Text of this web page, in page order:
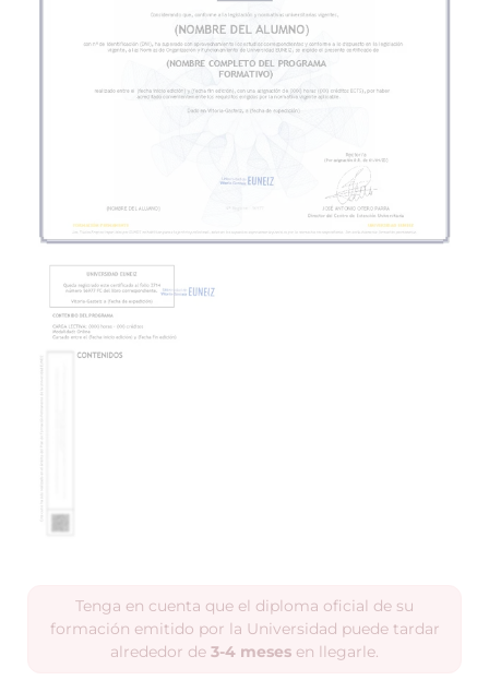
Tenga en cuenta que el diploma oficial de su
formación emitido por la Universidad puede tardar
alrededor de 3-4 meses en llegarle.